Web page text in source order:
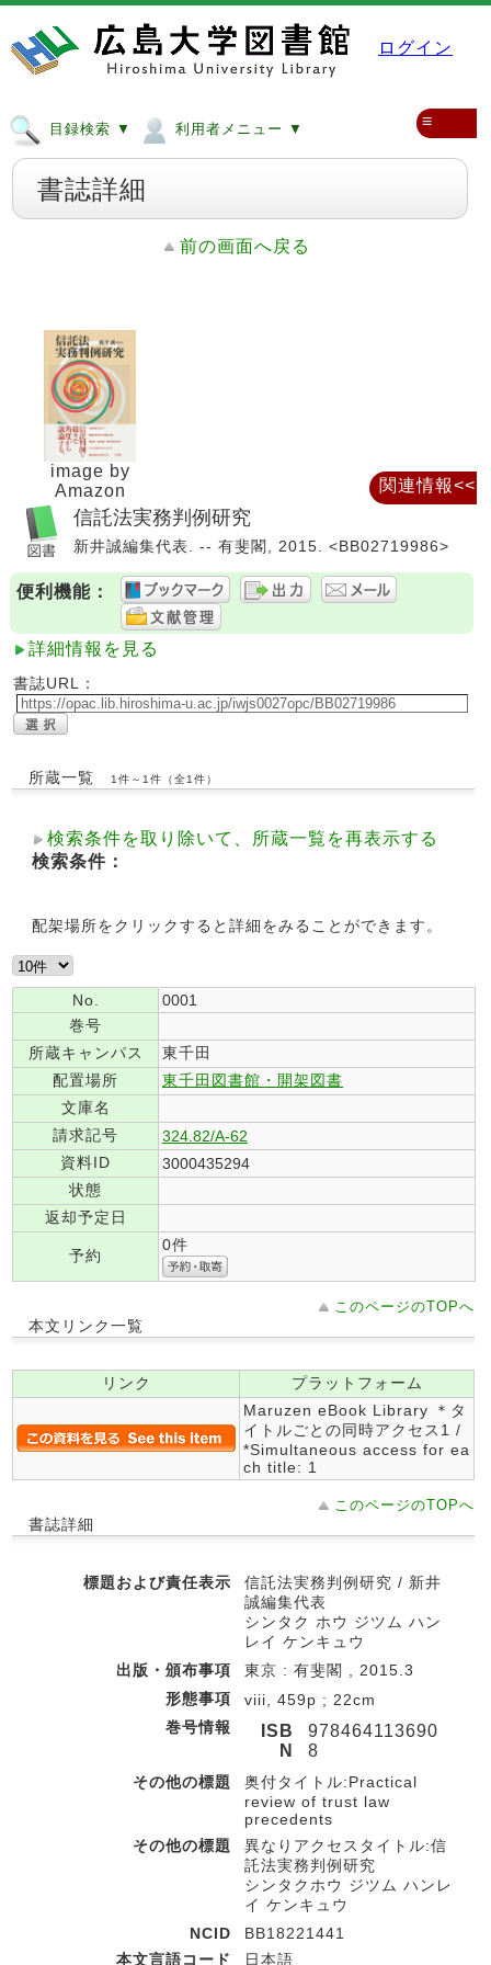
ログイン
目録検索 ▼ 利用者メニュー ▼ ≡
書誌詳細
前の画面へ戻る
image by
Amazon
信託法実務判例研究
新井誠編集代表. -- 有斐閣, 2015. <BB02719986>
便利機能：
詳細情報を見る
書誌URL：
所蔵一覧 1件～1件（全1件）
検索条件を取り除いて、所蔵一覧を再表示する
検索条件：
配架場所をクリックすると詳細をみることができます。
No.
0001
巻号
所蔵キャンパス
東千田
配置場所
東千田図書館・開架図書
文庫名
請求記号
324.82/A-62
資料ID
3000435294
状態
返却予定日
予約
0件
このページのTOPへ
本文リンク一覧
リンク
プラットフォーム
Maruzen eBook Library ＊タ
イトルごとの同時アクセス1 /
*Simultaneous access for ea
ch title: 1
このページのTOPへ
書誌詳細
標題および責任表示
信託法実務判例研究 / 新井
誠編集代表
シンタク ホウ ジツム ハン
レイ ケンキュウ
出版・頒布事項
東京 : 有斐閣 , 2015.3
形態事項
viii, 459p ; 22cm
巻号情報
ISB
N
978464113690
8
その他の標題
奥付タイトル:Practical
review of trust law
precedents
その他の標題
異なりアクセスタイトル:信
託法実務判例研究
シンタクホウ ジツム ハンレ
イ ケンキュウ
NCID
BB18221441
本文言語コード
日本語
関連情報<<